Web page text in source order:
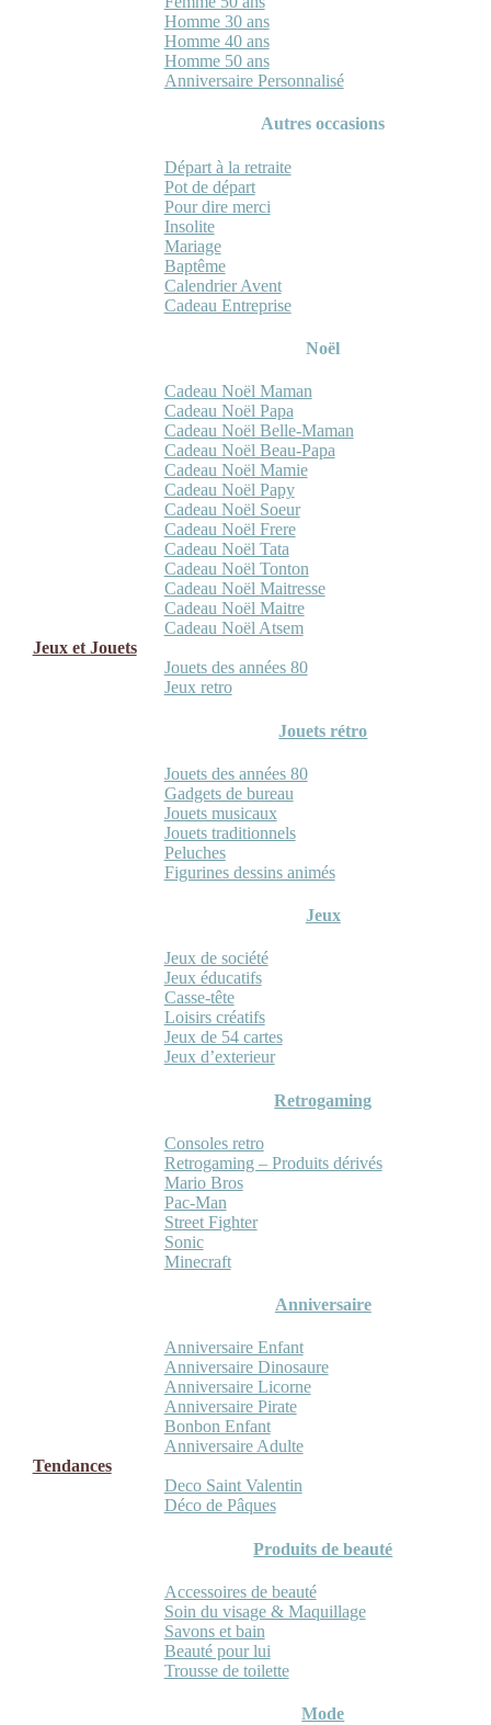
Homme 30 ans
Homme 40 ans
Homme 50 ans
Anniversaire Personnalisé
Autres occasions
Départ à la retraite
Pot de départ
Pour dire merci
Insolite
Mariage
Baptême
Calendrier Avent
Cadeau Entreprise
Noël
Cadeau Noël Maman
Cadeau Noël Papa
Cadeau Noël Belle-Maman
Cadeau Noël Beau-Papa
Cadeau Noël Mamie
Cadeau Noël Papy
Cadeau Noël Soeur
Cadeau Noël Frere
Cadeau Noël Tata
Cadeau Noël Tonton
Cadeau Noël Maitresse
Cadeau Noël Maitre
Cadeau Noël Atsem
Jeux et Jouets
Jouets des années 80
Jeux retro
Jouets rétro
Jouets des années 80
Gadgets de bureau
Jouets musicaux
Jouets traditionnels
Peluches
Figurines dessins animés
Jeux
Jeux de société
Jeux éducatifs
Casse-tête
Loisirs créatifs
Jeux de 54 cartes
Jeux d’exterieur
Retrogaming
Consoles retro
Retrogaming – Produits dérivés
Mario Bros
Pac-Man
Street Fighter
Sonic
Minecraft
Anniversaire
Anniversaire Enfant
Anniversaire Dinosaure
Anniversaire Licorne
Anniversaire Pirate
Bonbon Enfant
Anniversaire Adulte
Tendances
Deco Saint Valentin
Déco de Pâques
Produits de beauté
Accessoires de beauté
Soin du visage & Maquillage
Savons et bain
Beauté pour lui
Trousse de toilette
Mode